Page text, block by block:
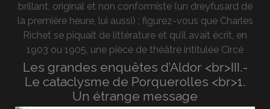
brillant, original et non conformiste (un dreyfusard de
la première heure, lui aussi) ; figurez-vous que Charles
Richet se piquait de littérature et qu’il avait écrit, en
1903 ou 1905, une pièce de théâtre intitulée Circé
Les grandes enquêtes d’Aldor <br>III.-
Le cataclysme de Porquerolles <br>1.
Un étrange message